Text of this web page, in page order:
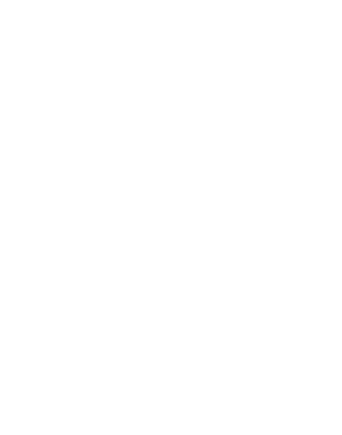
价格,3310SC3采购